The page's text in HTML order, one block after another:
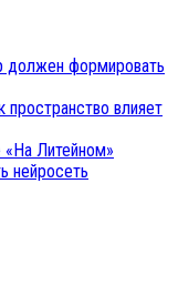
должен формировать
пространство влияет
«На Литейном»
нейросеть